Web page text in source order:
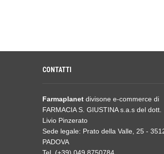
CONTATTI
Farmaplanet divisone e-commerce di
FARMACIA S. GIUSTINA s.a.s del dott.
Livio Pinzerato
Sede legale: Prato della Valle, 25 -
PADOVA